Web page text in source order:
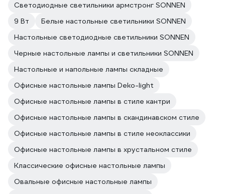
Светодиодные светильники армстронг SONNEN
9 Вт
Белые настольные светильники SONNEN
Настольные светодиодные светильники SONNEN
Черные настольные лампы и светильники SONNEN
Настольные и напольные лампы складные
Офисные настольные лампы Deko-light
Офисные настольные лампы в стиле кантри
Офисные настольные лампы в скандинавском стиле
Офисные настольные лампы в стиле неоклассики
Офисные настольные лампы в хрустальном стиле
Классические офисные настольные лампы
Овальные офисные настольные лампы